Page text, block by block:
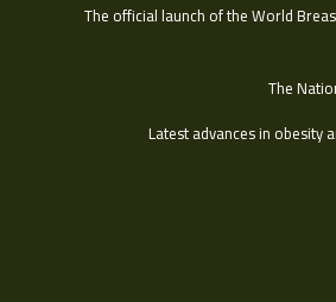
The official launch of the World
The
Latest advances in obesity